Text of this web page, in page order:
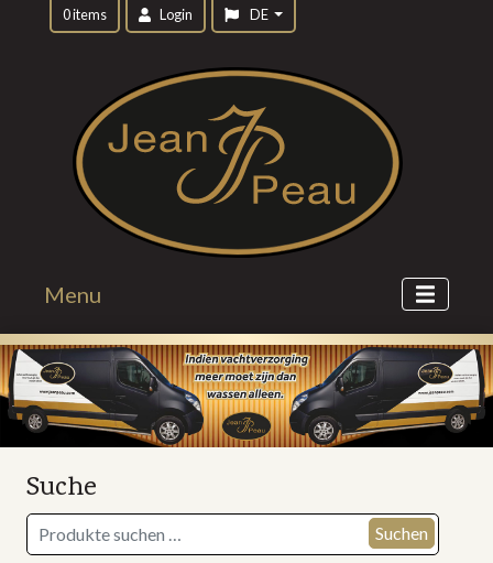
0 items Login DE
Menu
Suche
Suchen
nach:
Suchen